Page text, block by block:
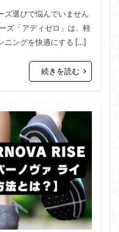
ズ選びで悩んでいません
ズ「アディゼロ」は、軽
ニングを快適にする […]
続きを読む